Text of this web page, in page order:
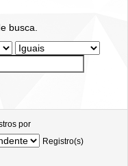
busca.
por
Registro(s)